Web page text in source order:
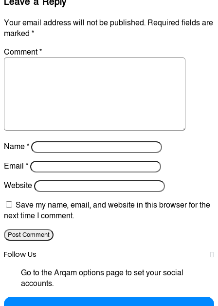
Your email address will not be published. Required fields are
marked *
Comment*
Name*
Email *
Website
Save my name, email, and website in this browser for the
next time I comment.
Follow Us
Go to the Arqam options page to set your social
accounts.